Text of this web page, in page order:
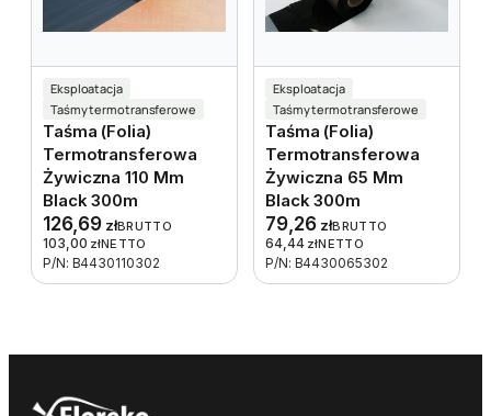
Eksploatacja
Taśmy termotransferowe
Taśma (folia)
Termotransferowa
Żywiczna 110 Mm
Black 300m
126,69 złBRUTTO
103,00 złNETTO
P/N: B4430110302
Eksploatacja
Taśmy termotransferowe
Taśma (folia)
Termotransferowa
Żywiczna 65 Mm
Black 300m
79,26 złBRUTTO
64,44 złNETTO
P/N: B4430065302